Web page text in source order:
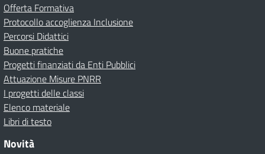
Offerta Formativa
Protocollo accoglienza Inclusione
Percorsi Didattici
Buone pratiche
Progetti finanziati da Enti Pubblici
Attuazione Misure PNRR
I progetti delle classi
Elenco materiale
Libri di testo
Novità